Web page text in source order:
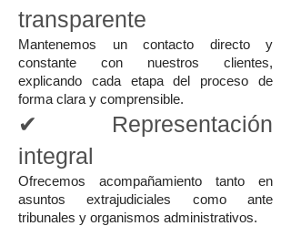
transparente
Mantenemos un contacto directo y
constante con nuestros clientes,
explicando cada etapa del proceso de
forma clara y comprensible.
✔ Representación
integral
Ofrecemos acompañamiento tanto en
asuntos extrajudiciales como ante
tribunales y organismos administrativos.